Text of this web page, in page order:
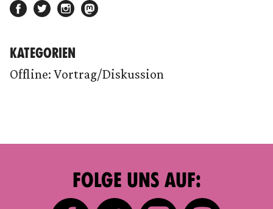
KATEGORIEN
Offline: Vortrag/Diskussion
FOLGE UNS AUF: